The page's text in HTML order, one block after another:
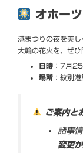
オホー
港まつりの夜を美
大輪の花火を、ぜひ
日時 ：7月
場所 ：紋別
ご案内と
諸事
変更